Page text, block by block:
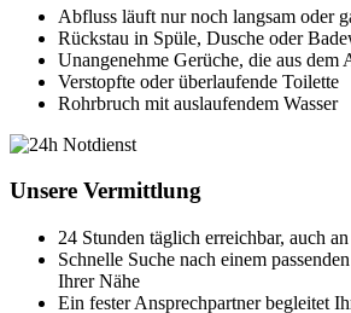
Leistungen vor Ort
Rohr- und Abflussreinigung mit
Kamerainspektion zur genauen
Leckage-Ortung ohne unnötige
für Hummelsbüttel und Umgebung
Stadtdaten
Kreis
Freie und Hansestadt